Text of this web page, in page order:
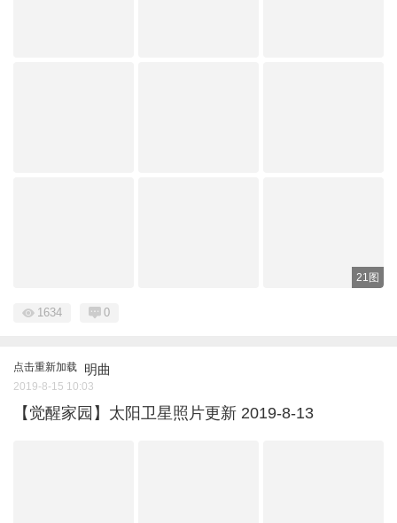
21图
1634 0
点击重新加载 明曲
2019-8-15 10:03
【觉醒家园】太阳卫星照片更新 2019-8-13